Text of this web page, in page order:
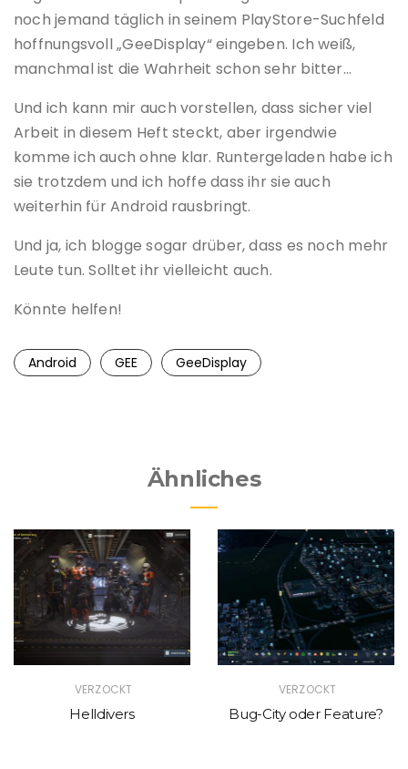
noch jemand täglich in seinem PlayStore-Suchfeld
hoffnungsvoll „GeeDisplay“ eingeben. Ich weiß,
manchmal ist die Wahrheit schon sehr bitter…
Und ich kann mir auch vorstellen, dass sicher viel
Arbeit in diesem Heft steckt, aber irgendwie
komme ich auch ohne klar. Runtergeladen habe ich
sie trotzdem und ich hoffe dass ihr sie auch
weiterhin für Android rausbringt.
Und ja, ich blogge sogar drüber, dass es noch mehr
Leute tun. Solltet ihr vielleicht auch.
Könnte helfen!
Android GEE GeeDisplay
Ähnliches
VERZOCKT
Helldivers
VERZOCKT
Bug-City oder Feature?